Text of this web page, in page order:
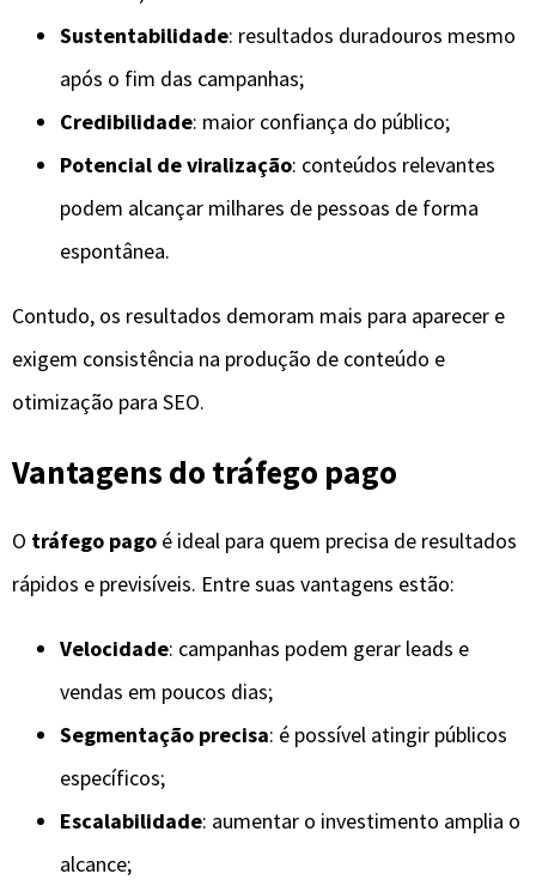
Sustentabilidade: resultados duradouros mesmo
após o fim das campanhas;
Credibilidade: maior confiança do público;
Potencial de viralização: conteúdos relevantes
podem alcançar milhares de pessoas de forma
espontânea.
Contudo, os resultados demoram mais para aparecer e
exigem consistência na produção de conteúdo e
otimização para SEO.
Vantagens do tráfego pago
O tráfego pago é ideal para quem precisa de resultados
rápidos e previsíveis. Entre suas vantagens estão:
Velocidade: campanhas podem gerar leads e
vendas em poucos dias;
Segmentação precisa: é possível atingir públicos
específicos;
Escalabilidade: aumentar o investimento amplia o
alcance;